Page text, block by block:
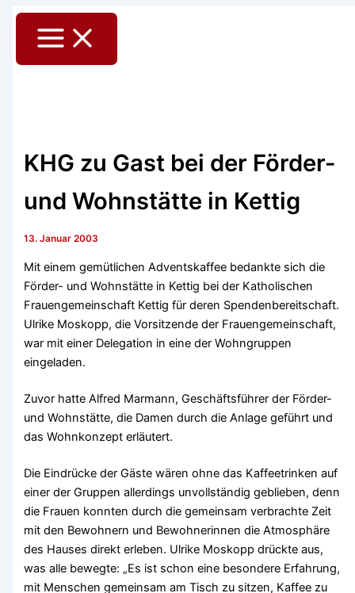
Zum
Main
Menu
KHG zu Gast bei der Förder-
und Wohnstätte in Kettig
13. Januar 2003
Mit einem gemütlichen Adventskaffee bedankte sich die
Förder- und Wohnstätte in Kettig bei der Katholischen
Frauengemeinschaft Kettig für deren Spendenbereitschaft.
Ulrike Moskopp, die Vorsitzende der Frauengemeinschaft,
war mit einer Delegation in eine der Wohngruppen
eingeladen.
Zuvor hatte Alfred Marmann, Geschäftsführer der Förder-
und Wohnstätte, die Damen durch die Anlage geführt und
das Wohnkonzept erläutert.
Die Eindrücke der Gäste wären ohne das Kaffeetrinken auf
einer der Gruppen allerdings unvollständig geblieben, denn
die Frauen konnten durch die gemeinsam verbrachte Zeit
mit den Bewohnern und Bewohnerinnen die Atmosphäre
des Hauses direkt erleben. Ulrike Moskopp drückte aus,
was alle bewegte: „Es ist schon eine besondere Erfahrung,
mit Menschen gemeinsam am Tisch zu sitzen, Kaffee zu